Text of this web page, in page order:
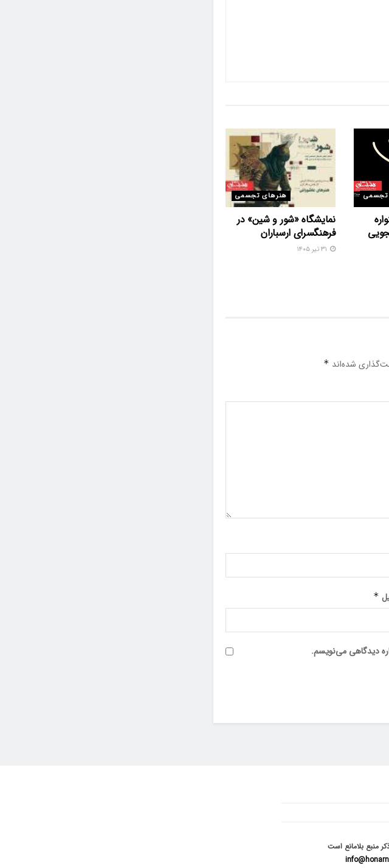
تجسمی هنرهای تجسمی
نمایشگاه «شور و شین» در
فرهنگسرای ارسباران
شده‌اند *
*
دیدگاهی می‌نویسم.
منبع بلامانع است